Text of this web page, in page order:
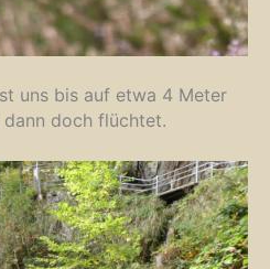
uns bis auf etwa 4 Meter
doch flüchtet.